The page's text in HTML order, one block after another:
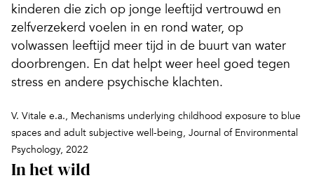
kinderen die zich op jonge leeftijd vertrouwd en
zelfverzekerd voelen in en rond water, op
volwassen leeftijd meer tijd in de buurt van water
doorbrengen. En dat helpt weer heel goed tegen
stress en andere psychische klachten.
V. Vitale e.a., Mechanisms underlying childhood exposure to blue
spaces and adult subjective well-being, Journal of Environmental
Psychology, 2022
In het wild